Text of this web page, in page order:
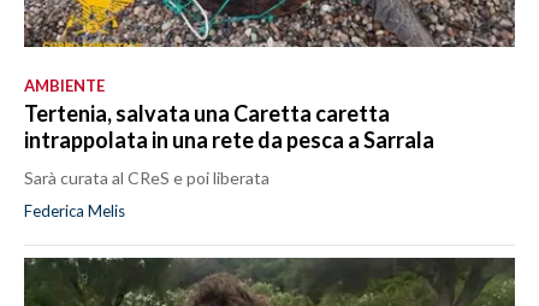
AMBIENTE
Tertenia, salvata una Caretta caretta
intrappolata in una rete da pesca a Sarrala
Sarà curata al CReS e poi liberata
Federica Melis